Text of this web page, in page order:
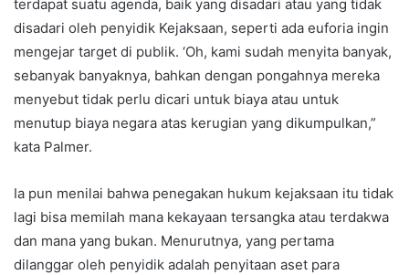
terdapat suatu agenda, baik yang disadari atau yang tidak
disadari oleh penyidik Kejaksaan, seperti ada euforia ingin
mengejar target di publik. ‘Oh, kami sudah menyita banyak,
sebanyak banyaknya, bahkan dengan pongahnya mereka
menyebut tidak perlu dicari untuk biaya atau untuk
menutup biaya negara atas kerugian yang dikumpulkan,”
kata Palmer.
Ia pun menilai bahwa penegakan hukum kejaksaan itu tidak
lagi bisa memilah mana kekayaan tersangka atau terdakwa
dan mana yang bukan. Menurutnya, yang pertama
dilanggar oleh penyidik adalah penyitaan aset para